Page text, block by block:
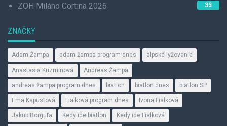
ZOH Miláno Cortina 2026 33
ZNAČKY
Adam Žampa adam žampa program dnes alpské lyžovanie
Anastasia Kuzminová Andreas Žampa
andreas žampa program dnes biatlon biatlon dnes biatlon SP
Ema Kapustová Fialková program dnes Ivona Fialková
Jakub Borguľa Kedy ide biatlon Kedy ide Fialková